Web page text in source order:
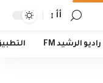
أأ
راديو الرشيد FM